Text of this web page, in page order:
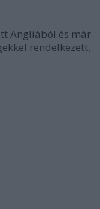
Angliából és már
rendelkezett,